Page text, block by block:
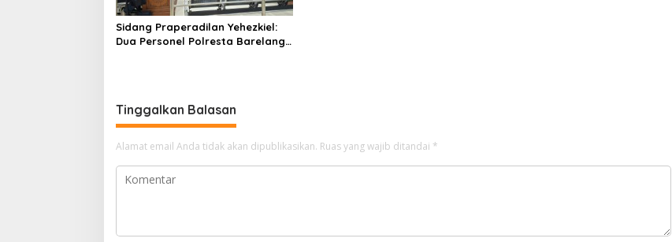
Sidang Praperadilan Yehezkiel:
Dua Personel Polresta Barelang
Tinggalkan Balasan
Alamat email Anda tidak akan dipublikasikan. Ruas yang wajib ditandai *